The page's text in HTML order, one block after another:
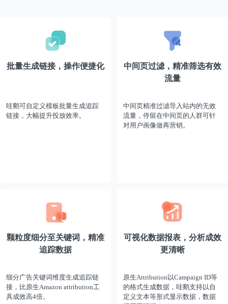
批量生成链接，操作便捷化
哇鹅可自定义模板批量生成追踪
链接，大幅提升投放效率。
中间页过滤，精准筛选有效
流量
中间页精准过滤导入站内的无效
流量，停留在中间页的人群可针
对用户画像做再营销。
颗粒度细分至关键词，精准
追踪数据
细分广告关键词维度生成追踪链
接，比原生Amazon attribution工
具成效高4倍。
可视化数据报表，分析成效
更清晰
原生Attribution以Campaign ID等
的格式生成数据，哇鹅支持以自
定义文本等形式显示数据，数据